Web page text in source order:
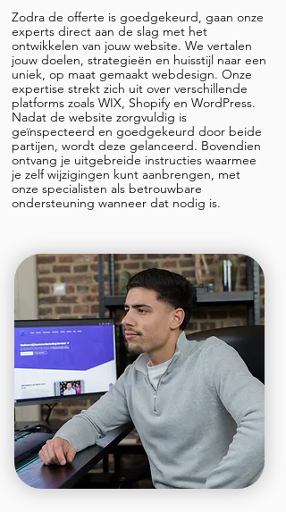
Zodra de offerte is goedgekeurd, gaan onze
experts direct aan de slag met het
ontwikkelen van jouw website. We vertalen
jouw doelen, strategieën en huisstijl naar een
uniek, op maat gemaakt webdesign. Onze
expertise strekt zich uit over verschillende
platforms zoals WIX, Shopify en WordPress.
Nadat de website zorgvuldig is
geïnspecteerd en goedgekeurd door beide
partijen, wordt deze gelanceerd. Bovendien
ontvang je uitgebreide instructies waarmee
je zelf wijzigingen kunt aanbrengen, met
onze specialisten als betrouwbare
ondersteuning wanneer dat nodig is.